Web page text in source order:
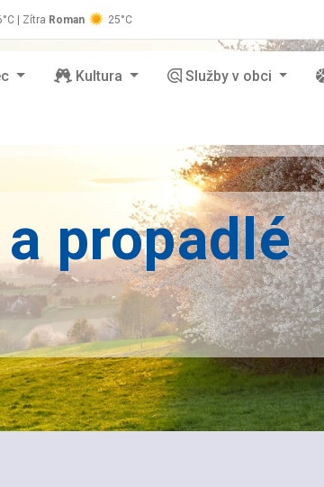
| Zítra Roman 25°C
Kultura Služby v obci
propadlé